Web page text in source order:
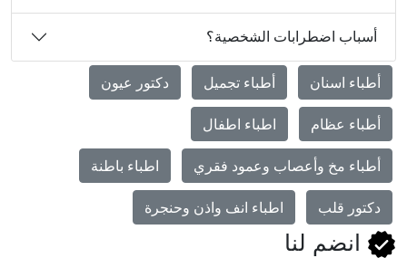
أسباب اضطرابات الشخصية؟
أطباء اسنان أطباء تجميل دكتور عيون
أطباء عظام اطباء اطفال
أطباء مخ وأعصاب وعمود فقري اطباء باطنة
دكتور قلب اطباء انف واذن وحنجرة
انضم لنا